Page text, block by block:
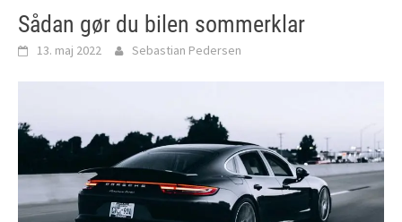
Sådan gør du bilen sommerklar
13. maj 2022 Sebastian Pedersen